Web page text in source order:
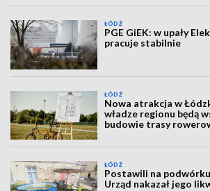
ŁÓDŹ
PGE GiEK: w upały
pracuje stabilnie
ŁÓDŹ
Nowa atrakcja w
władze regionu będą
budowie trasy
ŁÓDŹ
Postawili na
Urząd nakazał jego